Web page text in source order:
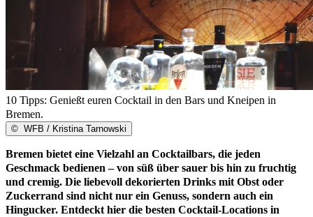
10 Tipps: Genießt euren Cocktail in den Bars und Kneipen in
Bremen.
© WFB / Kristina Tarnowski
Bremen bietet eine Vielzahl an Cocktailbars, die jeden
Geschmack bedienen – von süß über sauer bis hin zu fruchtig
und cremig. Die liebevoll dekorierten Drinks mit Obst oder
Zuckerrand sind nicht nur ein Genuss, sondern auch ein
Hingucker. Entdeckt hier die besten Cocktail-Locations in